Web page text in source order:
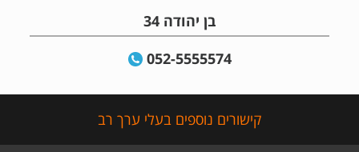
בן יהודה 34
052-5555574
קישורים נוספים בעלי ערך רב